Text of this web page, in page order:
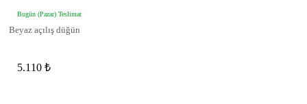
Bugün (Pazar) Teslimat
Beyaz açılış düğün
5.110 ₺